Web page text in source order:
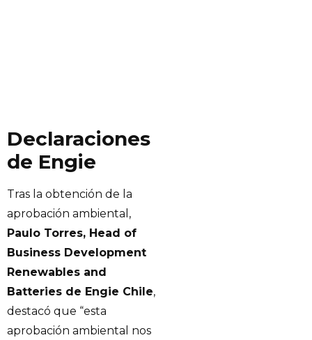
Declaraciones
de Engie
Tras la obtención de la
aprobación ambiental,
Paulo Torres, Head of
Business Development
Renewables and
Batteries de Engie Chile,
destacó que “esta
aprobación ambiental nos